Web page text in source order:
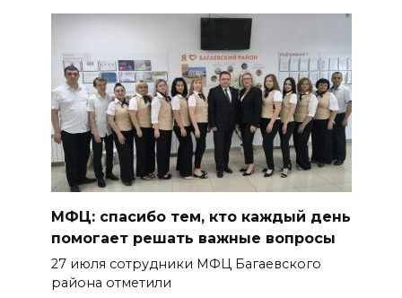
МФЦ: спасибо тем, кто каждый день
помогает решать важные вопросы
27 июля сотрудники МФЦ Багаевского
района отметили